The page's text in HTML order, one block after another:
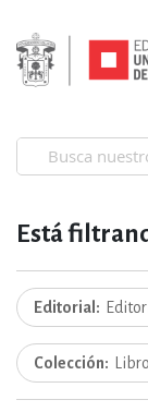
Está
Editorial
Colección